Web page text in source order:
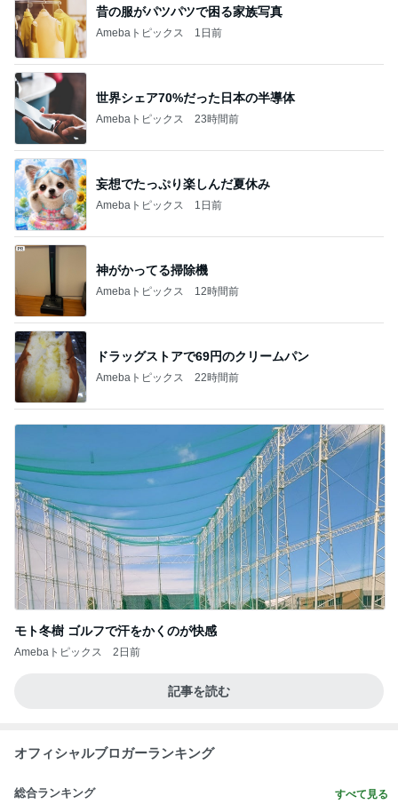
昔の服がパツパツで困る家族写真
Amebaトピックス 1日前
世界シェア70%だった日本の半導体
Amebaトピックス 23時間前
妄想でたっぷり楽しんだ夏休み
Amebaトピックス 1日前
神がかってる掃除機
Amebaトピックス 12時間前
ドラッグストアで69円のクリームパン
Amebaトピックス 22時間前
モト冬樹 ゴルフで汗をかくのが快感
Amebaトピックス 2日前
記事を読む
オフィシャルブロガーランキング
総合ランキング すべて見る